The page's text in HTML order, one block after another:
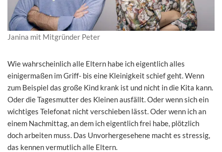
Janina mit Mitgründer Peter
Wie wahrscheinlich alle Eltern habe ich eigentlich alles
einigermaßen im Griff- bis eine Kleinigkeit schief geht. Wenn
zum Beispiel das große Kind krank ist und nicht in die Kita kann.
Oder die Tagesmutter des Kleinen ausfällt. Oder wennsich ein
wichtiges Telefonat nicht verschieben lässt. Oder wenn ich an
einem Nachmittag, an dem ich eigentlich frei habe, plötzlich
doch arbeiten muss. Das Unvorhergesehene macht es stressig,
das kennen vermutlich alle Eltern.